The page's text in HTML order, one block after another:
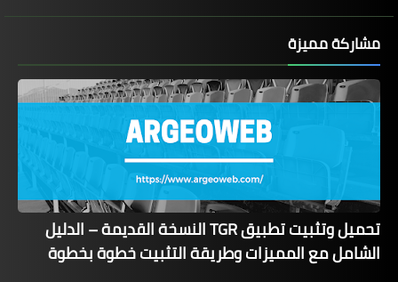
مشاركة مميزة
تحميل وتثبيت تطبيق TGR النسخة القديمة – الدليل
الشامل مع المميزات وطريقة التثبيت خطوة بخطوة